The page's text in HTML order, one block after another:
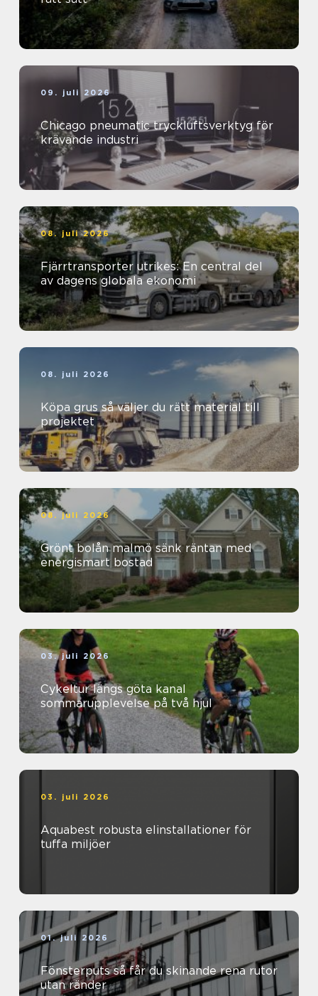
09. juli 2026
Chicago pneumatic tryckluftsverktyg för
krävande industri
08. juli 2026
Fjärrtransporter utrikes: En central del
av dagens globala ekonomi
08. juli 2026
Köpa grus så väljer du rätt material till
projektet
08. juli 2026
Grönt bolån malmö sänk räntan med
energismart bostad
03. juli 2026
Cykeltur längs göta kanal
sommarupplevelse på två hjul
03. juli 2026
Aquabest robusta elinstallationer för
tuffa miljöer
01. juli 2026
Fönsterputs så får du skinande rena rutor
utan ränder